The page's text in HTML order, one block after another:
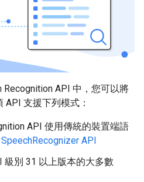
Recognition API 中，您可以將
支援下列模式：
API 使用傳統的裝置端語
SpeechRecognizer API
級別 31 以上版本的大多數